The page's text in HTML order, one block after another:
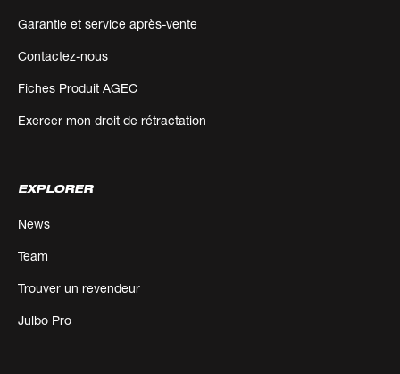
Garantie et service après-vente
Contactez-nous
Fiches Produit AGEC
Exercer mon droit de rétractation
EXPLORER
News
Team
Trouver un revendeur
Julbo Pro